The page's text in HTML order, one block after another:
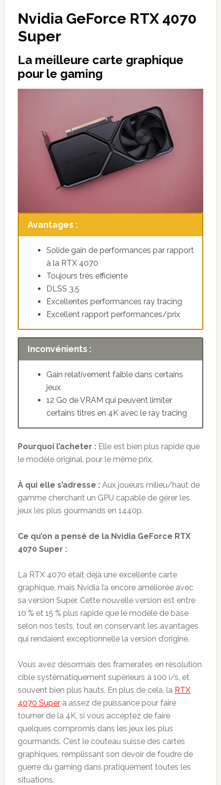
Nvidia GeForce RTX 4070
Super
La meilleure carte graphique
pour le gaming
Avantages :
Solide gain de performances par rapport
à la RTX 4070
Toujours très efficiente
DLSS 3.5
Excellentes performances ray tracing
Excellent rapport performances/prix
Inconvénients :
Gain relativement faible dans certains
jeux
12 Go de VRAM qui peuvent limiter
certains titres en 4K avec le ray tracing
Pourquoi l’acheter : Elle est bien plus rapide que
le modèle original, pour le même prix.
À qui elle s’adresse : Aux joueurs milieu/haut de
gamme cherchant un GPU capable de gérer les
jeux les plus gourmands en 1440p.
Ce qu’on a pensé de la Nvidia GeForce RTX
4070 Super :
La RTX 4070 était déjà une excellente carte
graphique, mais Nvidia l’a encore améliorée avec
sa version Super. Cette nouvelle version est entre
10 % et 15 % plus rapide que le modèle de base
selon nos tests, tout en conservant les avantages
qui rendaient exceptionnelle la version d’origine.
Vous avez désormais des framerates en résolution
cible systématiquement supérieurs à 100 i/s, et
souvent bien plus hauts. En plus de cela, la RTX
4070 Supera assez de puissance pour faire
tourner de la 4K, si vous acceptez de faire
quelques compromis dans les jeux les plus
gourmands. C’est le couteau suisse des cartes
graphiques, remplissant son devoir de foudre de
guerre du gaming dans pratiquement toutes les
situations.